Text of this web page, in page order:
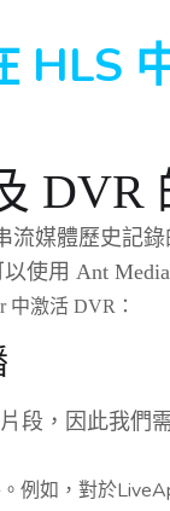
HLS
DVR
媒體歷史記
使用 Ant
中激活 DVR：
段，因此我們
例如，對於